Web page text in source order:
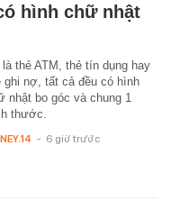
hình chữ nhật
là thẻ ATM, thẻ tín dụng hay
ghi nợ, tất cả đều có hình
nhật bo góc và chung 1
thước.
- 6 giờ trước